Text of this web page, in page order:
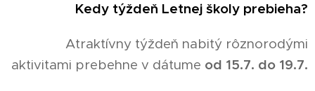
Kedy týždeň Letnej školy prebieha?
Atraktívny týždeň nabitý rôznorodými
aktivitami prebehne v dátume od 15.7. do 19.7.